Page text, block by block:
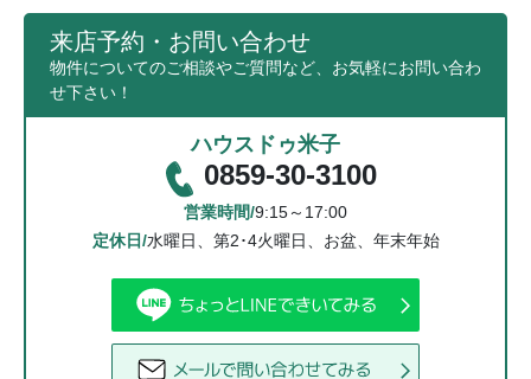
来店予約・お問い合わせ
物件についてのご相談やご質問など、お気軽にお問い合わ
せ下さい！
ハウスドゥ米子
0859-30-3100
営業時間/9:15～17:00
定休日/水曜日、第2･4火曜日、お盆、年末年始